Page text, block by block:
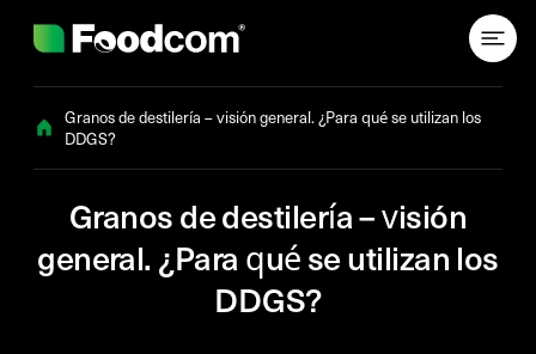
Granos de destilería – visión general. ¿Para qué se utilizan los
DDGS?
Granos de destilería – visión
general. ¿Para qué se utilizan los
DDGS?